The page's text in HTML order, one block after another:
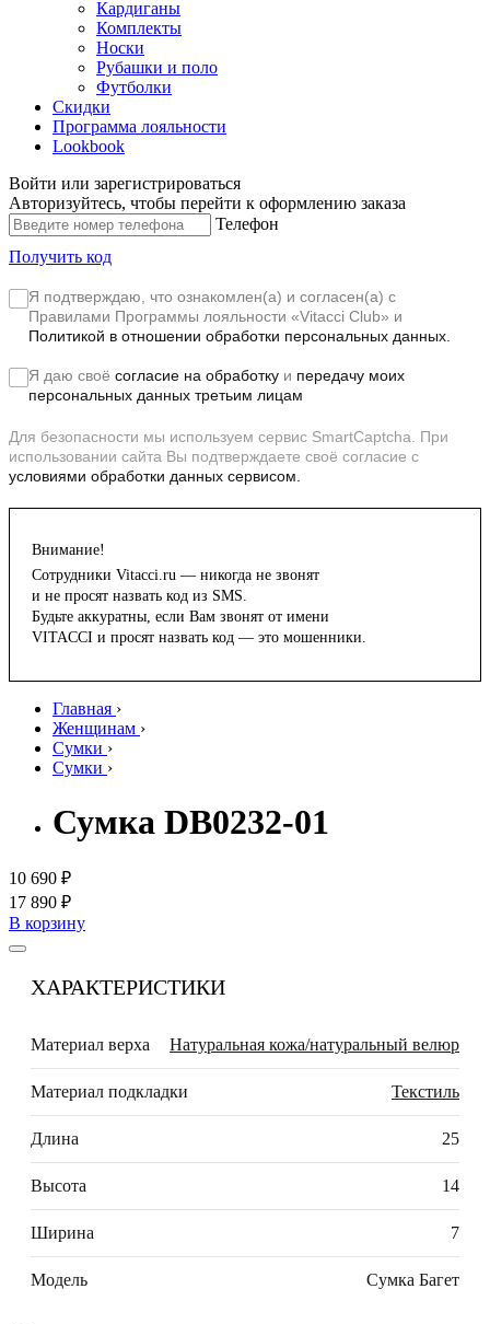
Кардиганы
Комплекты
Носки
Рубашки и поло
Футболки
Скидки
Программа лояльности
Lookbook
Войти или зарегистрироваться
Авторизуйтесь, чтобы перейти к оформлению заказа
Телефон
Получить код
Я подтверждаю, что ознакомлен(а) и согласен(а) с
Правилами Программы лояльности «Vitacci Club» и
Политикой в отношении обработки персональных данных.
Я даю своё согласие на обработку и передачу моих
персональных данных третьим лицам
Для безопасности мы используем сервис SmartCaptcha. При
использовании сайта Вы подтверждаете своё согласие с
условиями обработки данных сервисом.
Внимание!
Сотрудники Vitacci.ru — никогда не звонят
и не просят назвать код из SMS.
Будьте аккуратны, если Вам звонят от имени
VITACCI и просят назвать код — это мошенники.
Главная ›
Женщинам ›
Сумки ›
Сумки ›
Сумка DB0232-01
10 690 ₽
17 890 ₽
В корзину
ХАРАКТЕРИСТИКИ
Материал верха Натуральная кожа/натуральный велюр
Материал подкладки Текстиль
Длина 25
Высота 14
Ширина 7
Модель Сумка Багет